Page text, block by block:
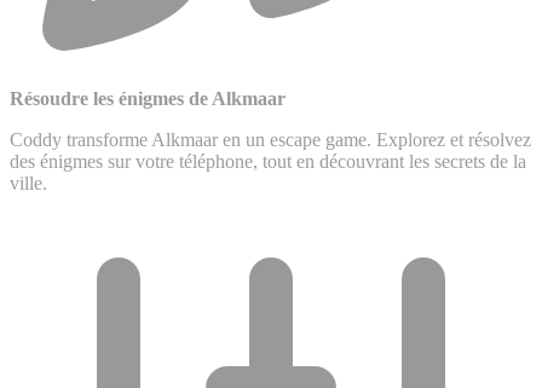
Résoudre les énigmes de Alkmaar
Coddy transforme Alkmaar en un escape game. Explorez et résolvez
des énigmes sur votre téléphone, tout en découvrant les secrets de la
ville.